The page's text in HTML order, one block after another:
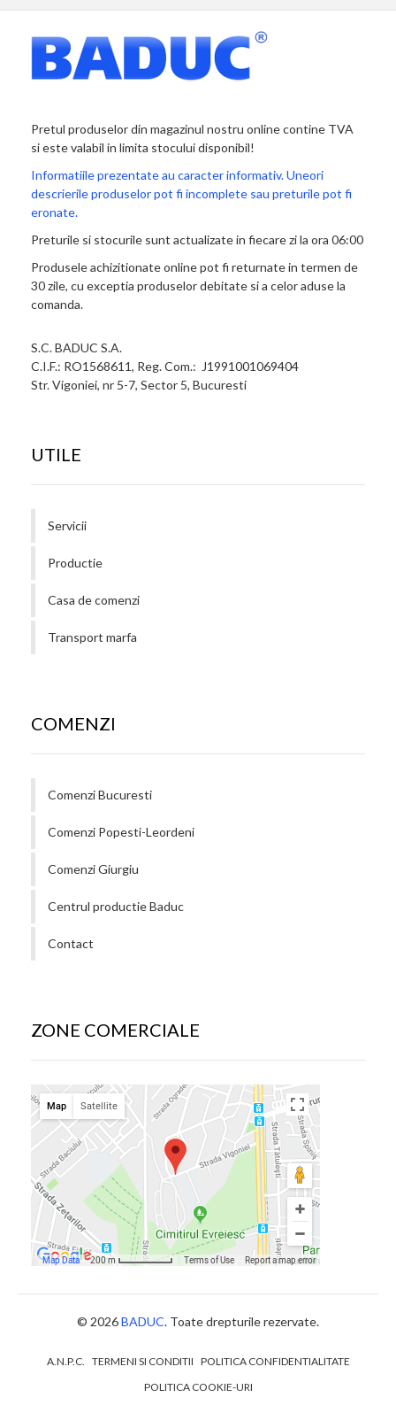
Pretul produselor din magazinul nostru online contine TVA
si este valabil in limita stocului disponibil!
Informatiile prezentate au caracter informativ. Uneori
descrierile produselor pot fi incomplete sau preturile pot fi
eronate.
Preturile si stocurile sunt actualizate in fiecare zi la ora 06:00
Produsele achizitionate online pot fi returnate in termen de
30 zile, cu exceptia produselor debitate si a celor aduse la
comanda.
S.C. BADUC S.A.
C.I.F.: RO1568611, Reg. Com.: J1991001069404
Str. Vigoniei, nr 5-7, Sector 5, Bucuresti
UTILE
Servicii
Productie
Casa de comenzi
Transport marfa
COMENZI
Comenzi Bucuresti
Comenzi Popesti-Leordeni
Comenzi Giurgiu
Centrul productie Baduc
Contact
ZONE COMERCIALE
© 2026BADUC. Toate drepturile rezervate.
A.N.P.C. TERMENI SI CONDITII POLITICA CONFIDENTIALITATE
POLITICA COOKIE-URI